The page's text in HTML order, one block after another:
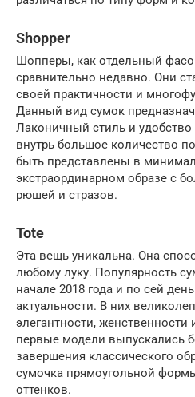
Shopper
Шопперы, как отдельный
сравнительно недавно. Они
своей практичности и
Данный вид сумок
Лаконичный стиль и
внутрь большое количество
быть представлены в
экстраординарном образе с
рюшей и стразов.
Tote
Эта вещь уникальна. Она
любому луку. Популярность
начале 2018 года и по сей
актуальности. В них
элегантности,
первые модели выпускались
завершения классического
сумочка прямоугольной
оттенков.